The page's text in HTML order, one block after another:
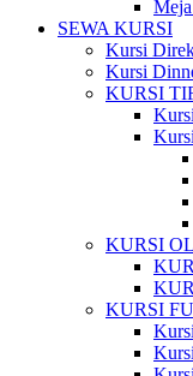
SEWA KURSI
Kursi
Kursi
KURSI
KURSI
KURSI